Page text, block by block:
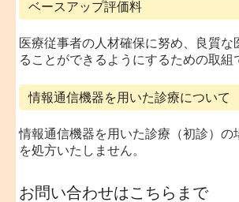
お問い合わせはこちらまで
ベースアップ評価料
医療従事者の人材確保に努め、良質な
ることができるようにするための取組
情報通信機器を用いた診療について
情報通信機器を用いた診療（初診）の
を処方いたしません。